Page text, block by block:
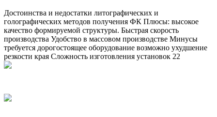
Достоинства и недостатки литографических и
голографических методов получения ФК Плюсы: высокое
качество формируемой структуры. Быстрая скорость
производства Удобство в массовом производстве Минусы
требуется дорогостоящее оборудование возможно ухудшение
резкости края Сложность изготовления установок 22